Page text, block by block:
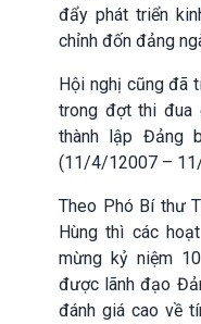
đẩy phát triển
chỉnh đốn đảng
Hội nghị cũng đã
trong đợt thi đua
thành lập Đảng
(11/4/12007 –
Theo Phó Bí thư
Hùng thì các
mừng kỷ niệm
được lãnh đạo
đánh giá cao về